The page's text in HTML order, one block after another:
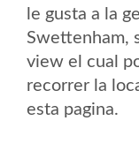
le gusta a la
Swettenham,
view el cual
recorrer la
esta pagina.